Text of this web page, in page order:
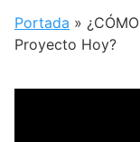
Portada »
Proyecto Hoy?